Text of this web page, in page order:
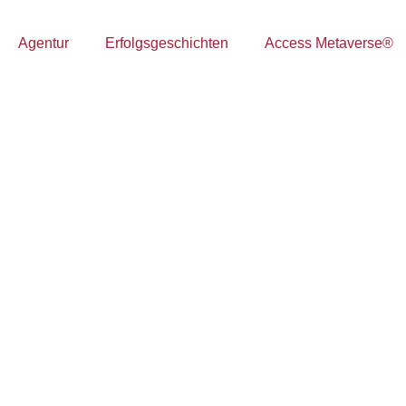
Agentur Erfolgsgeschichten Access Metaverse®